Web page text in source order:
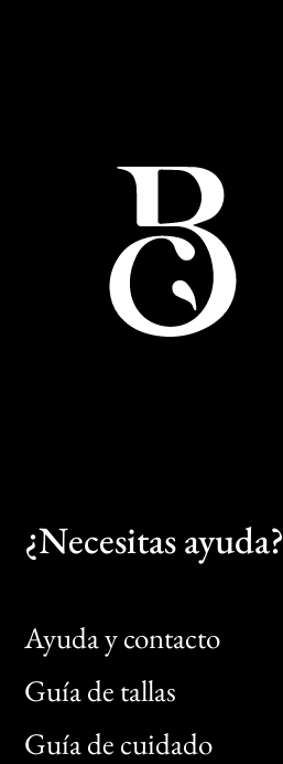
¿Necesitas ayuda?
Ayuda y contacto
Guía de tallas
Guía de cuidado